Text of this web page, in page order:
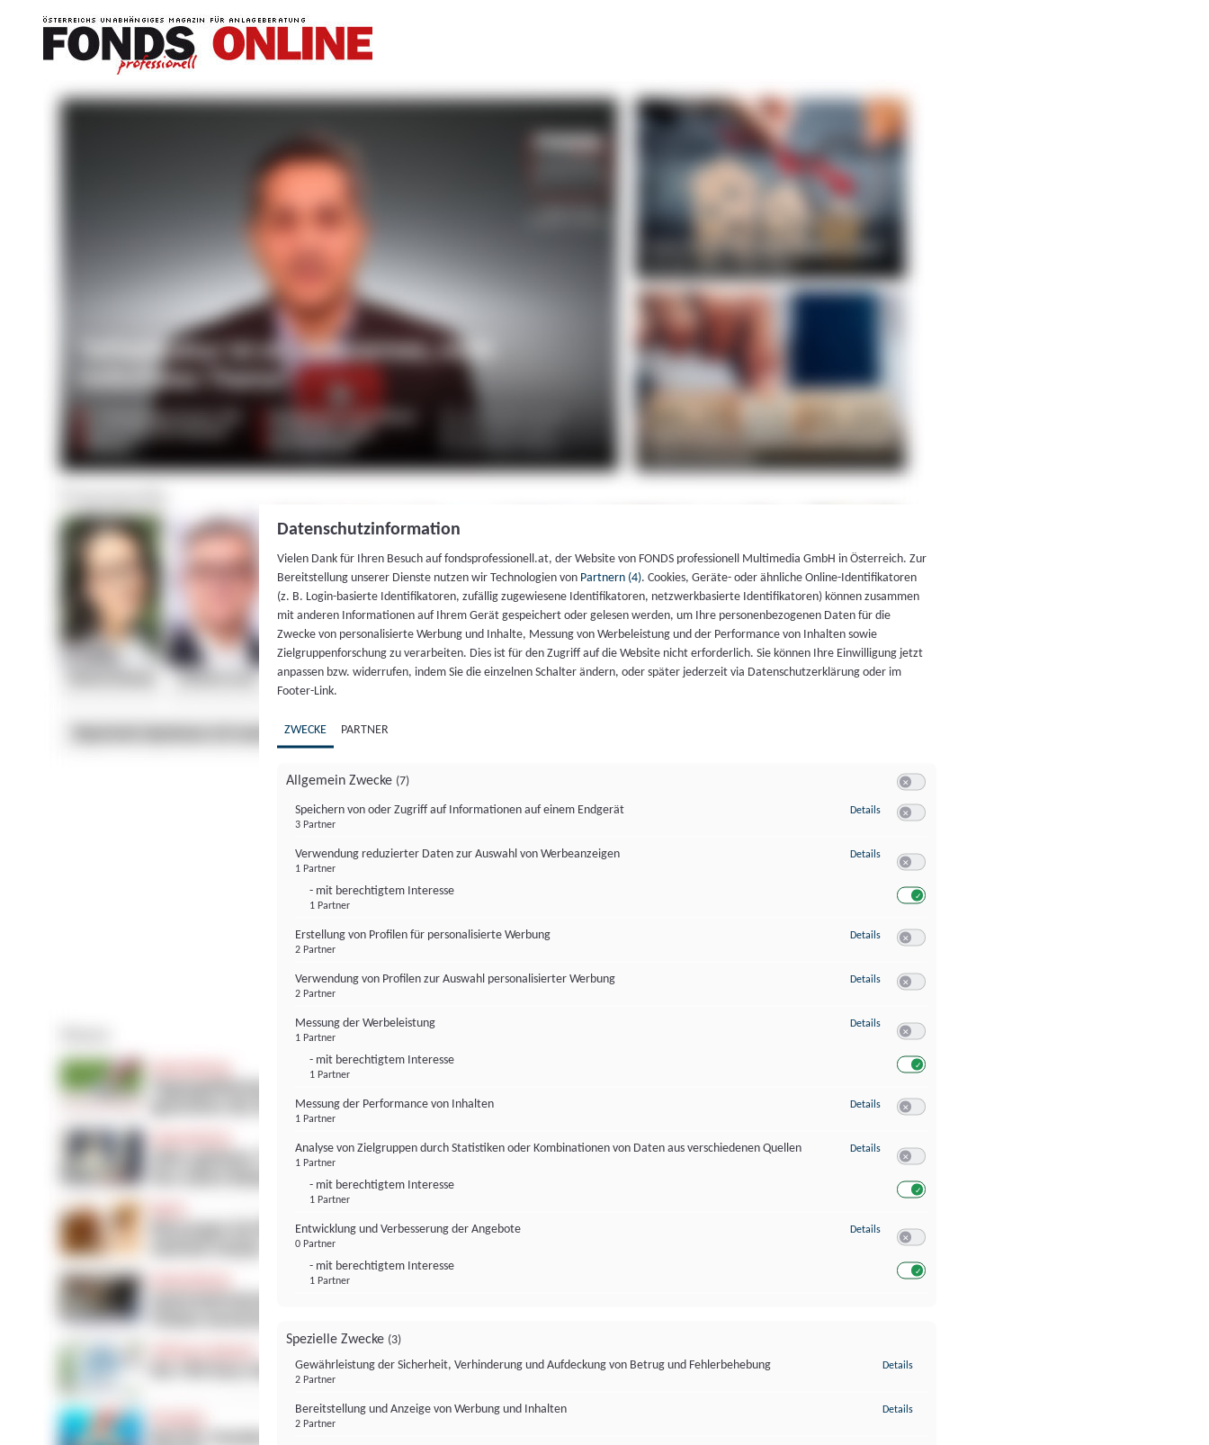
Datenschutzinformation
Vielen Dank für Ihren Besuch auf fondsprofessionell.at, der Website von FONDS professionell Multimedia GmbH in Österreich. Zur
Bereitstellung unserer Dienste nutzen wir Technologien von Partnern (4). Cookies, Geräte- oder ähnliche Online-Identifikatoren
(z. B. Login-basierte Identifikatoren, zufällig zugewiesene Identifikatoren, netzwerkbasierte Identifikatoren) können zusammen
mit anderen Informationen auf Ihrem Gerät gespeichert oder gelesen werden, um Ihre personenbezogenen Daten für die
Zwecke von personalisierte Werbung und Inhalte, Messung von Werbeleistung und der Performance von Inhalten sowie
Zielgruppenforschung zu verarbeiten. Dies ist für den Zugriff auf die Website nicht erforderlich. Sie können Ihre Einwilligung jetzt
anpassen bzw. widerrufen, indem Sie die einzelnen Schalter ändern, oder später jederzeit via Datenschutzerklärung oder im
Footer-Link.
ZWECKE PARTNER
Allgemein Zwecke (7)
Speichern von oder Zugriff auf Informationen auf einem Endgerät
3 Partner
Details zu Speichern von oder Zugriff auf Informationen auf einem Endgerät
Verwendung reduzierter Daten zur Auswahl von Werbeanzeigen
1 Partner
- mit berechtigtem Interesse
1 Partner
Details zu Verwendung reduzierter Daten zur Auswahl von Werbeanzeigen
Erstellung von Profilen für personalisierte Werbung
2 Partner
Details zu Erstellung von Profilen für personalisierte Werbung
Verwendung von Profilen zur Auswahl personalisierter Werbung
2 Partner
Details zu Verwendung von Profilen zur Auswahl personalisierter Werbung
Messung der Werbeleistung
1 Partner
- mit berechtigtem Interesse
1 Partner
Details zu Messung der Werbeleistung
Messung der Performance von Inhalten
1 Partner
Details zu Messung der Performance von Inhalten
Analyse von Zielgruppen durch Statistiken oder Kombinationen von Daten aus verschiedenen Quellen
1 Partner
- mit berechtigtem Interesse
1 Partner
Details zu Analyse von Zielgruppen durch Statistiken oder Kombinationen von
Entwicklung und Verbesserung der Angebote
0 Partner
- mit berechtigtem Interesse
1 Partner
Details zu Entwicklung und Verbesserung der Angebote
Spezielle Zwecke (3)
Gewährleistung der Sicherheit, Verhinderung und Aufdeckung von Betrug und Fehlerbehebung
2 Partner
Details
Bereitstellung und Anzeige von Werbung und Inhalten
2 Partner
Details